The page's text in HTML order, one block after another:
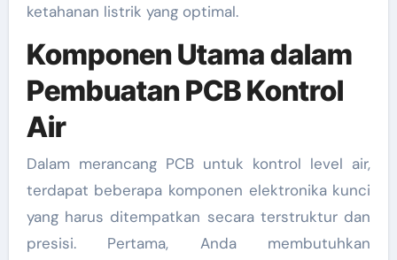
ketahanan listrik yang optimal.
Komponen Utama dalam
Pembuatan PCB Kontrol
Air
Dalam merancang PCB untuk kontrol level air,
terdapat beberapa komponen elektronika kunci
yang harus ditempatkan secara terstruktur dan
presisi. Pertama, Anda membutuhkan